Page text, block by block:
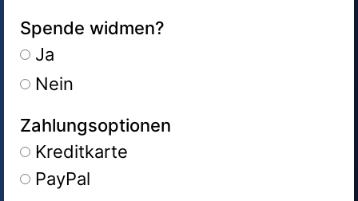
Spende widmen?
Ja
Nein
Zahlungsoptionen
Kreditkarte
PayPal